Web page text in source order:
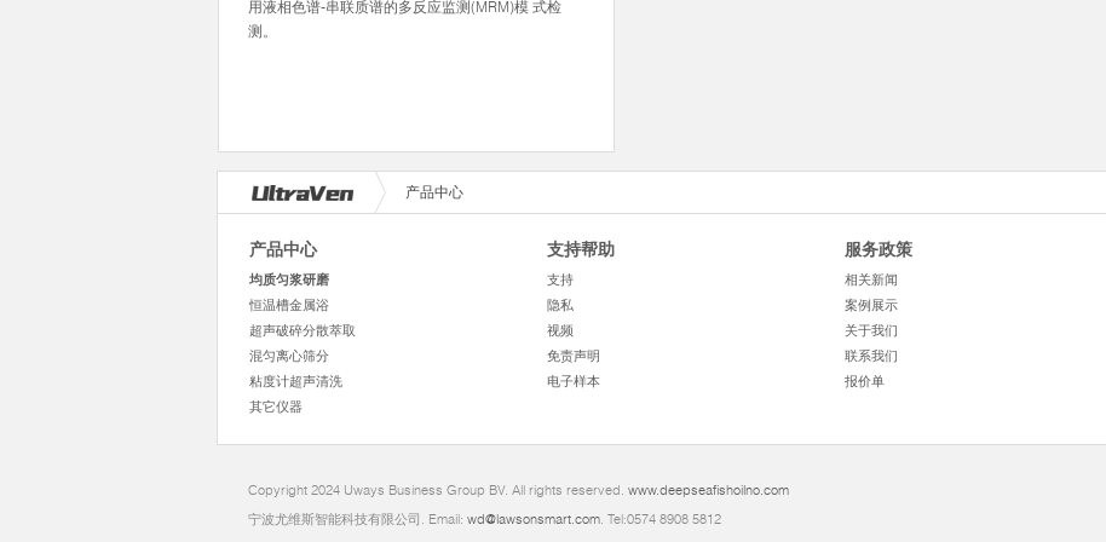
用液相色谱-串联质谱的多反应监测(MRM)模 式检
测。
产品中心
产品中心
均质匀浆研磨
恒温槽金属浴
超声破碎分散萃取
混匀离心筛分
粘度计超声清洗
其它仪器
支持帮助
支持
隐私
视频
免责声明
电子样本
服务政策
相关新闻
案例展示
关于我们
联系我们
报价单
Copyright 2024 Uways Business Group BV. All rights reserved. www.deepseafishoilno.com
宁波尤维斯智能科技有限公司. Email: wd@lawsonsmart.com. Tel:0574 8908 5812